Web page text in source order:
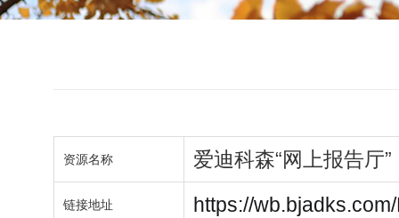
资源名称 爱迪科森“网上报告厅”
链接地址 https://